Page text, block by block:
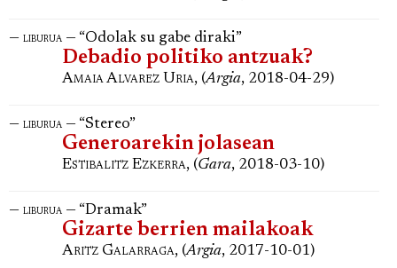
— liburua — “Odolak su gabe diraki”
Debadio politiko antzuak?
Amaia Alvarez Uria, (Argia, 2018-04-29)
— liburua — “Stereo”
Generoarekin jolasean
Estibalitz Ezkerra, (Gara, 2018-03-10)
— liburua — “Dramak”
Gizarte berrien mailakoak
Aritz Galarraga, (Argia, 2017-10-01)